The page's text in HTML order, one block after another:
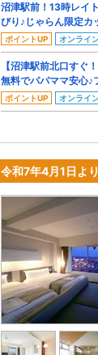
沼津駅前！13時レイ
びり♪じゃらん限定カ
ポイントUP オンライ
【沼津駅前北口すぐ
無料でパパママ安心♪
ポイントUP オンライ
令和7年4月1日よ